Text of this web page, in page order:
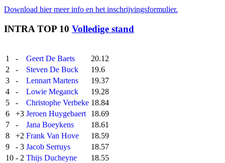
Download hier meer info en het inschrijvingsformulier.
INTRA TOP 10 Volledige stand
1 - Geert De Baets
20.12
2
- Steven De Buck
19.6
3
- Lennart Martens
19.37
4
- Lowie Meganck
19.28
5
- Christophe Verbeke 18.84
6
+3 Jeroen Huygebaert
18.69
7
- Jana Boeykens
18.61
8
+2 Frank Van Hove
18.59
9
- 3 Jacob Serruys
18.57
10 - 2 Thijs Ducheyne
18.55